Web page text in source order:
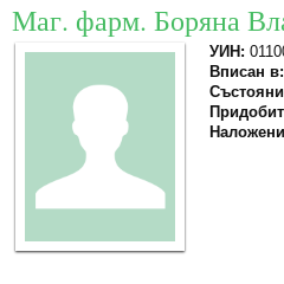
Маг. фарм. Боряна
УИН:
Вписан в: